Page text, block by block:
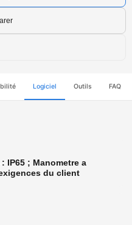
Logiciel Outils FAQ
IP65 ; Manometre a
du client